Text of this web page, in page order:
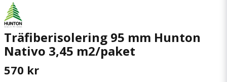
Träfiberisolering 95 mm Hunton
Nativo 3,45 m2/paket
570 kr